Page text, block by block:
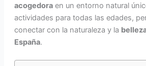
acogedoraen un entorno natural
actividades para todas las edades,
conectar con la naturaleza y la
España.